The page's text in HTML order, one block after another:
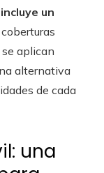
un
aplican
alternativa
de cada
una